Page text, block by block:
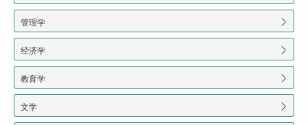
管理学
经济学
教育学
文学